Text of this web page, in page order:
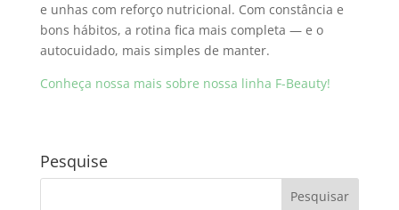
e unhas com reforço nutricional. Com constância e
bons hábitos, a rotina fica mais completa — e o
autocuidado, mais simples de manter.
Conheça nossa mais sobre nossa linha F-Beauty!
Pesquise